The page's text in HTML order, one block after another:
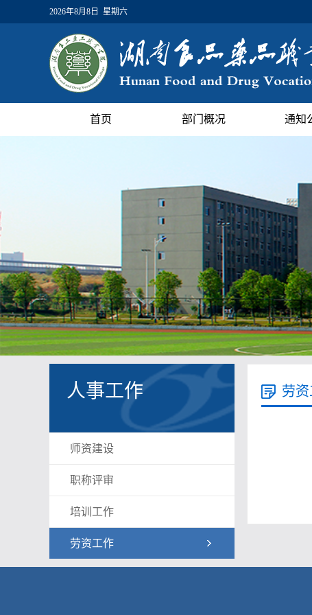
2026年8月8日 星期六
首页 部门概况 通知
人事工作
师资建设
职称评审
培训工作
劳资工作
劳